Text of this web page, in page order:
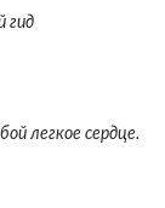
гид
легкое сердце.